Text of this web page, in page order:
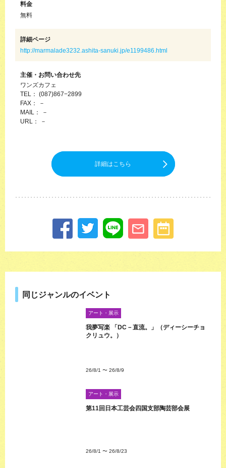
料金
無料
詳細ページ
http://marmalade3232.ashita-sanuki.jp/e1199486.html
主催・お問い合わせ先
ワンズカフェ
TEL： (087)867−2899
FAX： －
MAIL： －
URL： －
詳細はこちら
同じジャンルのイベント
アート・展示
我夢写楽 「DC－直流。」（ディーシーチョ
クリュウ。）
26/8/1 〜 26/8/9
アート・展示
第11回日本工芸会四国支部陶芸部会展
26/8/1 〜 26/8/23